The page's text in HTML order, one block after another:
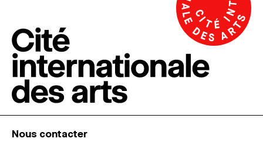
Nous contacter